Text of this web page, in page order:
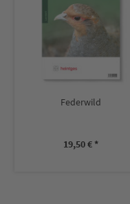
Federwild
19,50 € *